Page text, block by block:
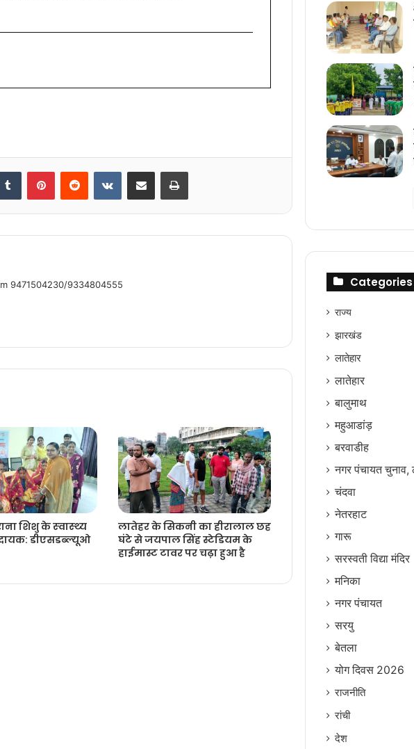
Tumblr PinterestReddit VKontakteShare via Email Print
9471504230/9334804555
शिशु के स्‍वास्‍थ्‍य
डीएसडब्‍ल्‍यूओ
लातेहर के सिकनी का हीरालाल छह
घंटे से जयपाल सिंह स्टेडियम के
हाईमास्ट टावर पर चढ़ा हुआ है
Categories
राज्‍य
झारखंड
लातेहार
लातेहार
बालुमाथ
महुआडांड़
बरवाडीह
नगर पंचायत चुनाव,
चंदवा
नेतरहाट
गारू
सरस्‍वती विद्या मंदिर
मनिका
नगर पंचायत
सरयु
बेतला
योग दिवस 2026
राजनीति
रांची
देश